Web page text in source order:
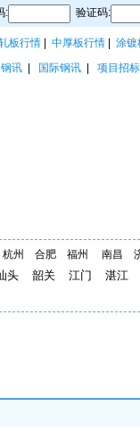
: 验证码:
板行情 中厚板行情
涂镀
讯 国际钢讯 项目招标
杭州 合肥 福州 南昌
头 韶关 江门 湛江